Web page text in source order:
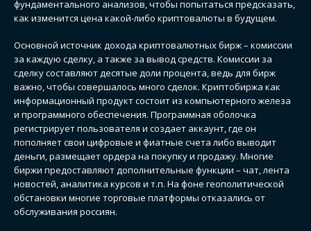
фундаментального анализов, чтобы попытаться предсказать,
как изменится цена какой-либо криптовалюты в будущем.
Основной источник дохода криптовалютных бирж – комиссии
за каждую сделку, а также за вывод средств. Комиссии за
сделку составляют десятые доли процента, ведь для бирж
важно, чтобы совершалось много сделок. Криптобиржа как
информационный продукт состоит из компьютерного железа
и программного обеспечения. Программная оболочка
регистрирует пользователя и создает аккаунт, где он
пополняет свои цифровые и фиатные счета либо выводит
деньги, размещает ордера на покупку и продажу. Многие
биржи предоставляют дополнительные функции – чат, лента
новостей, аналитика курсов и т.п. На фоне геополитической
обстановки многие торговые платформы отказались от
обслуживания россиян.